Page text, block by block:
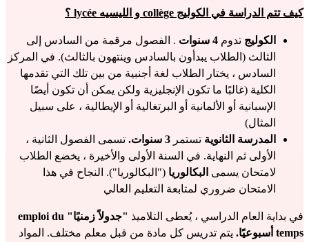
كيف تتم الدراسة في الكوليج collège و الليسيه lycée ؟
الكوليج تدوم 4 سنوات
. الفصول مرقمة من السادس إلى
الثالث (الطلاب يبدأون بالسادس وينتهون بالثالث). في المركز
السادس ، يختار الطلاب لغة أجنبية من بين تلك التي تقدمها
الكلية (غالبًا ما تكون الإنجليزية ولكن يمكن أن تكون أيضًا
الإسبانية أو الألمانية أو البرتغالية أو الإيطالية ، على سبيل
المثال)
المدرسة الثانوية تستمر 3 سنوات.
تسمى الفصول الثانية ،
الأولى ثم النهاية. في السنة الأولى والأخيرة ، يخضع الطلاب
لامتحان يسمى البكالوريا ("البكالوريا"). النجاح في هذا
الامتحان ضروري لمتابعة التعليم العالي
في بداية العام الدراسي ، يُعطى التلاميذ
"جدولاً زمنيًا" emploi du
temps أسبوعيًا.
يتم تدريس كل مادة من قبل معلم مختلف. المواد